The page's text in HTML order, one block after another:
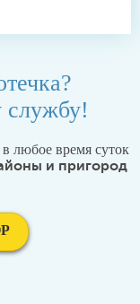
любое время суток
и пригород